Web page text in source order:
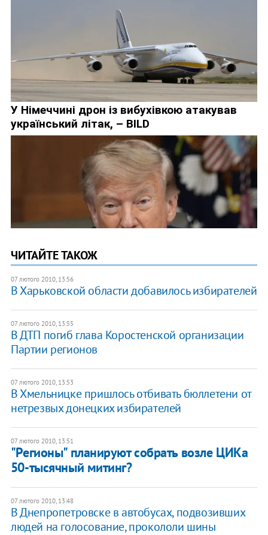
ЧИТАЙТЕ ТАКОЖ
07 лютого 2010, 13:56
В Харьковской области добавилось избирателей
07 лютого 2010, 13:55
В ДТП погиб глава Коростенской организации
Партии регионов
07 лютого 2010, 13:53
В Хмельницке пришлось отбивать бюллетени от
нетрезвых донецких избирателей
07 лютого 2010, 13:51
"Регионы" планируют собрать возле ЦИКа
50-тысячный митинг?
07 лютого 2010, 13:48
В Днепропетровске в автобусах, подвозивших
людей на голосование, прокололи шины